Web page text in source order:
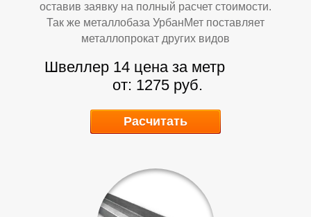
О
оставив заявку на полный расчет стоимости.
Так же металлобаза УрбанМет поставляет
металлопрокат других видов
Швеллер 14 цена за метр
от: 1275 руб.
Расчитать
О